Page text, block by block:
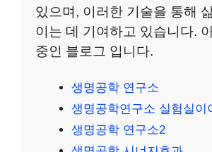
있으며, 이러한 기술을 통해
이는 데 기여하고 있습니다.
중인 블로그 입니다.
생명공학 연구소
생명공학연구소 실험실이
생명공학 연구소2